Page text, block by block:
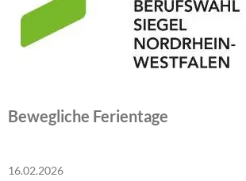
Bewegliche Ferientage
16.02.2026